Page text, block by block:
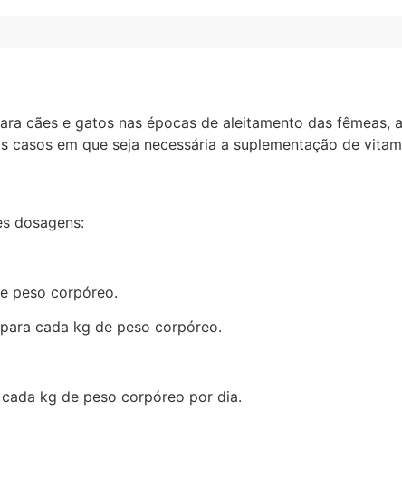
cães e gatos nas épocas de aleitamento das fêmeas,
em que seja necessária a suplementação de
dosagens:
peso corpóreo.
para cada kg de peso corpóreo.
cada kg de peso corpóreo por dia.